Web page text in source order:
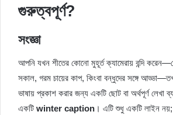
গুরুত্বপূর্ণ?
সংজ্ঞা
আপনি যখন শীতের কোনো মুহূর্ত ক্যামেরায় বন্দি
সকাল, গরম চায়ের কাপ, কিংবা বন্ধুদের সঙ্গে
ভাষায় প্রকাশ করার জন্য একটি ছোট বা অর্থপূর্ণ লেখা
একটি winter caption । এটি শুধু একটি লাইন